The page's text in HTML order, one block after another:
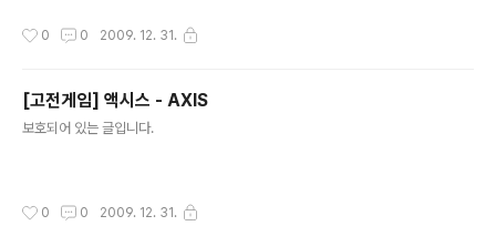
0 0 2009. 12. 31.
[고전게임] 액시스 - AXIS
보호되어 있는 글입니다.
0 0 2009. 12. 31.